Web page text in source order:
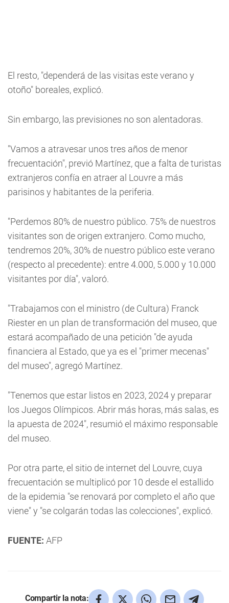
El resto, "dependerá de las visitas este verano y
otoño" boreales, explicó.
Sin embargo, las previsiones no son alentadoras.
"Vamos a atravesar unos tres años de menor
frecuentación", previó Martínez, que a falta de turistas
extranjeros confía en atraer al Louvre a más
parisinos y habitantes de la periferia.
"Perdemos 80% de nuestro público. 75% de nuestros
visitantes son de origen extranjero. Como mucho,
tendremos 20%, 30% de nuestro público este verano
(respecto al precedente): entre 4.000, 5.000 y 10.000
visitantes por día", valoró.
"Trabajamos con el ministro (de Cultura) Franck
Riester en un plan de transformación del museo, que
estará acompañado de una petición "de ayuda
financiera al Estado, que ya es el "primer mecenas"
del museo", agregó Martínez.
"Tenemos que estar listos en 2023, 2024 y preparar
los Juegos Olímpicos. Abrir más horas, más salas, es
la apuesta de 2024", resumió el máximo responsable
del museo.
Por otra parte, el sitio de internet del Louvre, cuya
frecuentación se multiplicó por 10 desde el estallido
de la epidemia "se renovará por completo el año que
viene" y "se colgarán todas las colecciones", explicó.
FUENTE: AFP
Compartir la nota: